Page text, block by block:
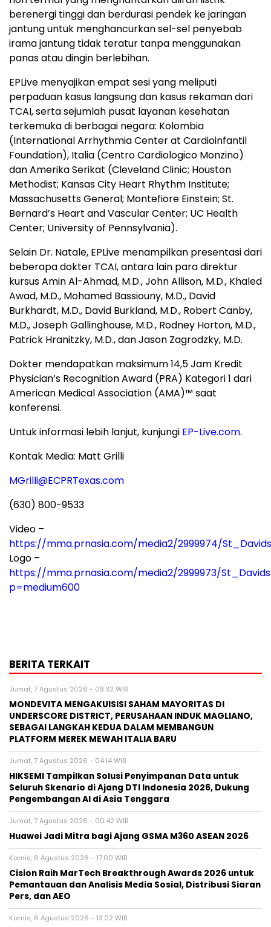
berenergi tinggi dan berdurasi pendek ke jaringan
jantung untuk menghancurkan sel-sel penyebab
irama jantung tidak teratur tanpa menggunakan
panas atau dingin berlebihan.
EPLive menyajikan empat sesi yang meliputi
perpaduan kasus langsung dan kasus rekaman dari
TCAI, serta sejumlah pusat layanan kesehatan
terkemuka di berbagai negara: Kolombia
(International Arrhythmia Center at Cardioinfantil
Foundation), Italia (Centro Cardiologico Monzino)
dan Amerika Serikat (Cleveland Clinic; Houston
Methodist; Kansas City Heart Rhythm Institute;
Massachusetts General; Montefiore Einstein; St.
Bernard’s Heart and Vascular Center; UC Health
Center; University of Pennsylvania).
Selain Dr. Natale, EPLive menampilkan presentasi dari
beberapa dokter TCAI, antara lain para direktur
kursus Amin Al-Ahmad, M.D., John Allison, M.D., Khaled
Awad, M.D., Mohamed Bassiouny, M.D., David
Burkhardt, M.D., David Burkland, M.D., Robert Canby,
M.D., Joseph Gallinghouse, M.D., Rodney Horton, M.D.,
Patrick Hranitzky, M.D., dan Jason Zagrodzky, M.D.
Dokter mendapatkan maksimum 14,5 Jam Kredit
Physician’s Recognition Award (PRA) Kategori 1 dari
American Medical Association (AMA)™ saat
konferensi.
Untuk informasi lebih lanjut, kunjungi EP-Live.com.
Kontak Media: Matt Grilli
MGrilli@ECPRTexas.com
(630) 800-9533
Video –
https://mma.prnasia.com/media2/2999974/
Logo –
https://mma.prnasia.com/media2/2999973/
p=medium600
BERITA TERKAIT
Jumat, 7 Agustus 2026 - 09:32 WIB
MONDEVITA MENGAKUISISI SAHAM MAYORITAS DI
UNDERSCORE DISTRICT, PERUSAHAAN INDUK MAGLIANO,
SEBAGAI LANGKAH KEDUA DALAM MEMBANGUN
PLATFORM MEREK MEWAH ITALIA BARU
Jumat, 7 Agustus 2026 - 04:14 WIB
HIKSEMI Tampilkan Solusi Penyimpanan Data untuk
Seluruh Skenario di Ajang DTI Indonesia 2026, Dukung
Pengembangan AI di Asia Tenggara
Jumat, 7 Agustus 2026 - 00:42 WIB
Huawei Jadi Mitra bagi Ajang GSMA M360 ASEAN 2026
Kamis, 6 Agustus 2026 - 17:00 WIB
Cision Raih MarTech Breakthrough Awards 2026 untuk
Pemantauan dan Analisis Media Sosial, Distribusi Siaran
Pers, dan AEO
Kamis, 6 Agustus 2026 - 13:02 WIB